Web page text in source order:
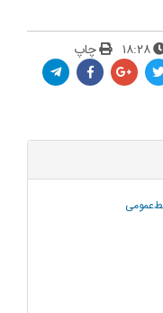
۱۸:۲۸ چاپ